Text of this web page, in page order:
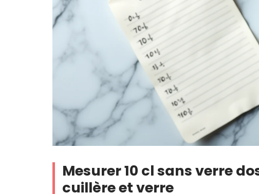
Mesurer 10 cl sans verre
cuillère et verre